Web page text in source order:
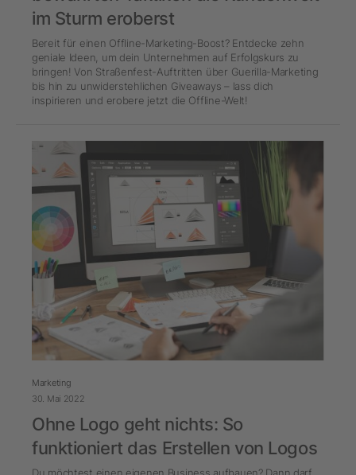
im Sturm eroberst
Bereit für einen Offline-Marketing-Boost? Entdecke zehn
geniale Ideen, um dein Unternehmen auf Erfolgskurs zu
bringen! Von Straßenfest-Auftritten über Guerilla-Marketing
bis hin zu unwiderstehlichen Giveaways – lass dich
inspirieren und erobere jetzt die Offline-Welt!
Marketing
30. Mai 2022
Ohne Logo geht nichts: So
funktioniert das Erstellen von Logos